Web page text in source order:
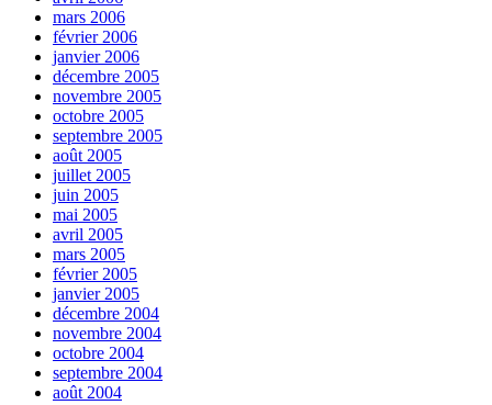
mars 2006
février 2006
janvier 2006
décembre 2005
novembre 2005
octobre 2005
septembre 2005
août 2005
juillet 2005
juin 2005
mai 2005
avril 2005
mars 2005
février 2005
janvier 2005
décembre 2004
novembre 2004
octobre 2004
septembre 2004
août 2004